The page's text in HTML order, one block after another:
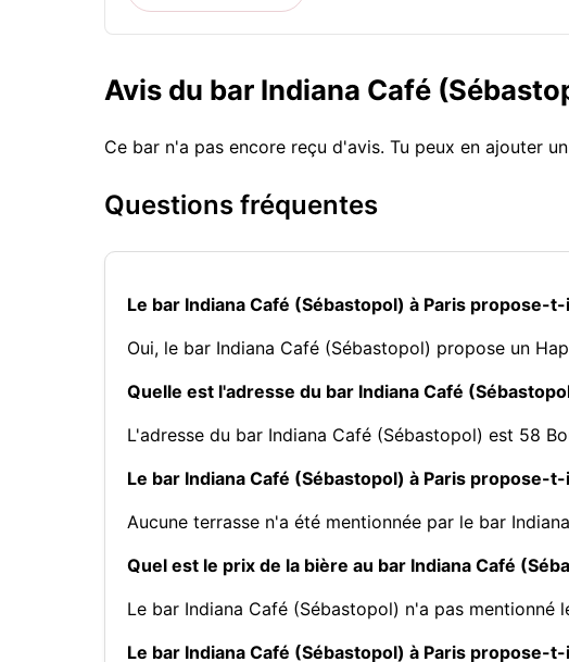
Avis du bar Indiana Café
Ce bar n'a pas encore reçu d'avis. Tu peux en ajouter
Questions fréquentes
Le bar Indiana Café (Sébastopol) à Paris propose-
Oui, le bar Indiana Café (Sébastopol) propose un
Quelle est l'adresse du bar Indiana Café
L'adresse du bar Indiana Café (Sébastopol) est 58
Le bar Indiana Café (Sébastopol) à Paris propose-
Aucune terrasse n'a été mentionnée par le bar
Quel est le prix de la bière au bar Indiana Café
Le bar Indiana Café (Sébastopol) n'a pas mentionné
Le bar Indiana Café (Sébastopol) à Paris propose-